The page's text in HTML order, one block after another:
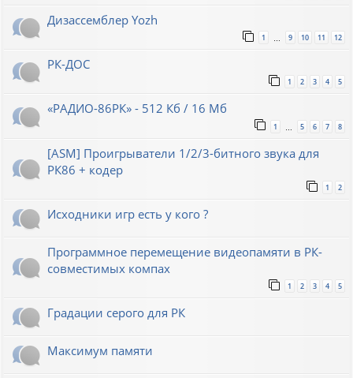
Дизассемблер Yozh
1 … 9 10 11 12
РК-ДОС
1 2 3 4 5
«РАДИО-86РК» - 512 Кб / 16 Мб
1 5 6 7 8
[ASM] Проигрыватели 1/2/3-битного звука для
РК86 + кодер
1 2
Исходники игр есть у кого ?
Программное перемещение видеопамяти в РК-
совместимых компах
1 2 3 4 5
Градации серого для РК
Максимум памяти